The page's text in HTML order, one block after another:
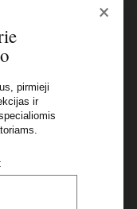
Politikos
×
pirmieji
ir